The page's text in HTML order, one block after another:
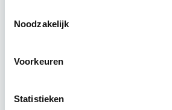
Noodzakelijk
Voorkeuren
Statistieken
18 lesdagen lesdag(en)
do 24 sep 2026 - Zie lesinformatie